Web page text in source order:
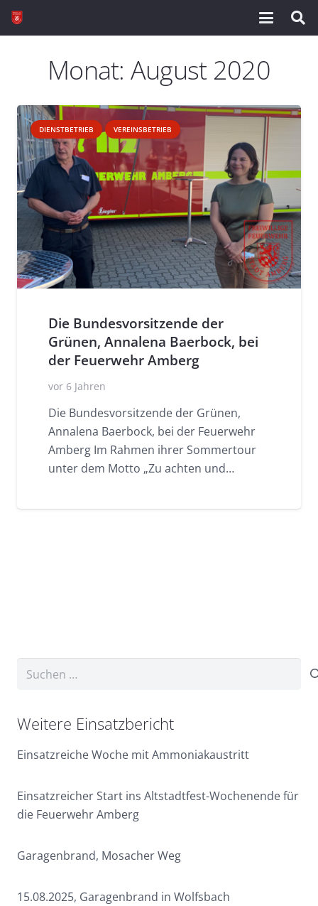
Monat: August 2020
DIENSTBETRIEB VEREINSBETRIEB
Die Bundesvorsitzende der
Grünen, Annalena Baerbock, bei
der Feuerwehr Amberg
vor 6 Jahren
Die Bundesvorsitzende der Grünen,
Annalena Baerbock, bei der Feuerwehr
Amberg Im Rahmen ihrer Sommertour
unter dem Motto „Zu achten und…
Suchen
Weitere Einsatzbericht
Einsatzreiche Woche mit Ammoniakaustritt
Einsatzreicher Start ins Altstadtfest-Wochenende für
die Feuerwehr Amberg
Garagenbrand, Mosacher Weg
15.08.2025, Garagenbrand in Wolfsbach